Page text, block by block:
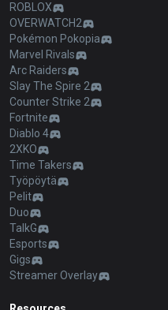
ROBLOX
OVERWATCH2
Pokémon Pokopia
Marvel Rivals
Arc Raiders
Slay The Spire 2
Counter Strike 2
Fortnite
Diablo 4
2XKO
Time Takers
Työpöytä
Pelit
Duo
TalkG
Esports
Gigs
Streamer Overlay